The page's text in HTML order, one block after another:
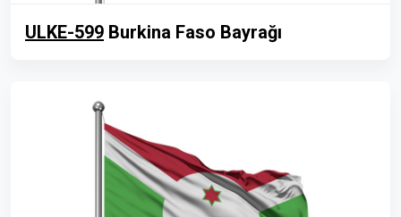
ULKE-599 Burkina Faso Bayrağı